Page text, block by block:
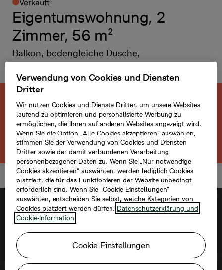
Verkauft
Eigentumswohnung, 2
Zimmer, 56 m²
Balkon, bodengleiche Dusche,
Diese neu gebaute Immobilie ist bereits
verkauft.
Zurück zum Projekt
Verwendung von Cookies und Diensten
Dritter
Wir nutzen Cookies und Dienste Dritter, um unsere Websites
laufend zu optimieren und personalisierte Werbung zu
ermöglichen, die Ihnen auf anderen Websites angezeigt wird.
Wenn Sie die Option „Alle Cookies akzeptieren“ auswählen,
stimmen Sie der Verwendung von Cookies und Diensten
Dritter sowie der damit verbundenen Verarbeitung
personenbezogener Daten zu. Wenn Sie „Nur notwendige
Cookies akzeptieren“ auswählen, werden lediglich Cookies
platziert, die für das Funktionieren der Website unbedingt
erforderlich sind. Wenn Sie „Cookie-Einstellungen“
auswählen, entscheiden Sie selbst, welche Kategorien von
Cookies platziert werden dürfen. Datenschutzerklärung und
Cookie-Information
Cookie-Einstellungen